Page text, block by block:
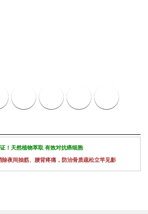
！天然植物萃取 有效对抗癌细胞
夜间抽筋、腰背疼痛，防治骨质疏松立竿见影